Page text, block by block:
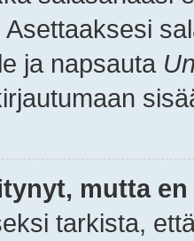
ja napsauta
mutta
tarkista,